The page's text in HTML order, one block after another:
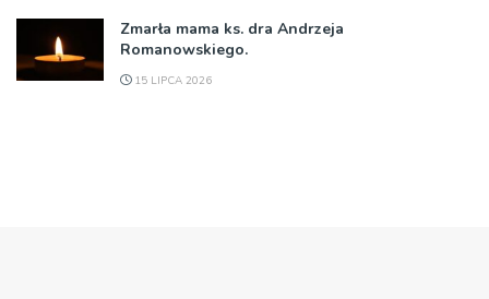
Zmarła mama ks. dra Andrzeja
Romanowskiego.
15 LIPCA 2026